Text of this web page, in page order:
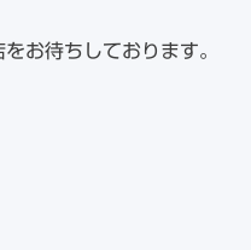
お待ちしております。